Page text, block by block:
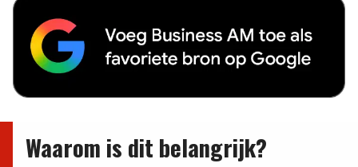
Waarom is dit belangrijk?